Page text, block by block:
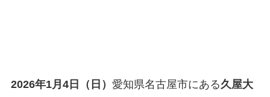
2026年1月4日（日） 愛知県名古屋市にある久屋大